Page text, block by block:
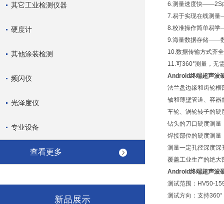
其它工业检测仪器
硬度计
其他涂装检测
频闪仪
光泽度仪
专业设备
查看更多
新品展示
6.测量速度快——2S
7.易于实现在线测
8.校准操作简单易
9.海量数据存储——
10.数据传输方式齐
11.可360°测量，无
Android终端超声波
法兰盘边缘和齿轮根
轴和薄壁管道、容器
车轮、涡轮转子的硬
钻头的刀口硬度测量
焊接部位的硬度测量
测量一定孔径深度深
覆盖工业生产的绝大
Android终端超声波
测试范围：HV50-
测试方向：支持